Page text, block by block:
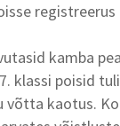
kamba
klassi poisid
võtta kaotus.